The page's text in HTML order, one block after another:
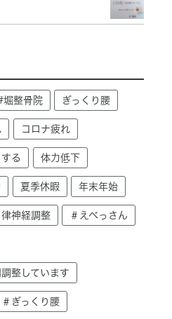
堀整骨院 ぎっくり腰
コロナ疲れ
る 体力低下
夏季休暇 年末年始
律神経調整 ＃えべっさん
整しています
＃ぎっくり腰